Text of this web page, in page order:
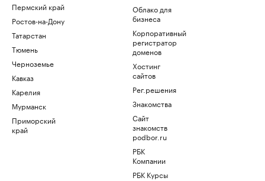
Пермский край
Ростов-на-Дону
Татарстан
Тюмень
Черноземье
Кавказ
Карелия
Мурманск
Приморский
край
Облако для
бизнеса
Корпоративный
регистратор
доменов
Хостинг
сайтов
Рег.решения
Знакомства
Сайт
знакомств
podbor.ru
РБК
Компании
РБК Курсы